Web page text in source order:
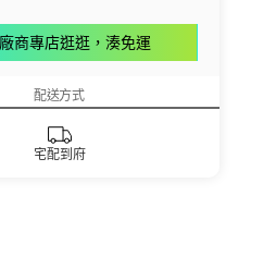
商專店逛逛，湊免運
配送方式
宅配到府